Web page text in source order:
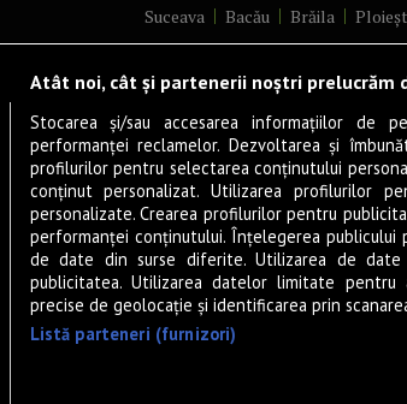
Suceava
Bacău Brăila
Râmnicu Vâlcea
Alba Iulia
Bistrița
Baia Mare
Satu Mare
Sfântu Gheorghe
Deva
Focșani
Tulcea
Târgu Jiu
Alexandria
Botoșani
Buzău Vaslui
Reșița
Târgoviște
Drobeta-Turnu
Călărași
Giurgiu
Slobozia
Slatina
Miercurea-Ciuc Zalău
Atât noi, cât și partenerii noștri prelucrăm
Stocarea și/sau accesarea informațiilor de
performanței reclamelor. Dezvoltarea și
profilurilor pentru selectarea conținutului
conținut personalizat. Utilizarea profilurilor
personalizate. Crearea profilurilor pentru
performanței conținutului. Înțelegerea publicului
de date din surse diferite. Utilizarea de
publicitatea. Utilizarea datelor limitate pentru
precise de geolocație și identificarea prin
Listă parteneri (furnizori)